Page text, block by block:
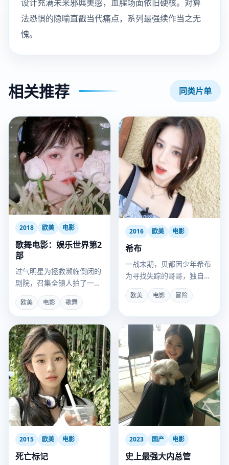
设计充满未来邪典美感，血腥场面依旧硬核。对算
法恐惧的隐喻直戳当代痛点，系列最强续作当之无
愧。
相关推荐 同类片单
2018 欧美 电影
歌舞电影：娱乐世界第2
部
过气明星为拯救濒临倒闭的
剧院，召集全镇人拍了一部
洗脑音乐剧。
欧美 电影 歌舞
2016 欧美 电影
希布
一战末期，贝都因少年希布
为寻找失踪的哥哥，独自穿
越危机四伏的阿拉伯沙漠。
欧美 电影 冒险
2015 欧美 电影
死亡标记
2023 国产 电影
史上最强大内总管